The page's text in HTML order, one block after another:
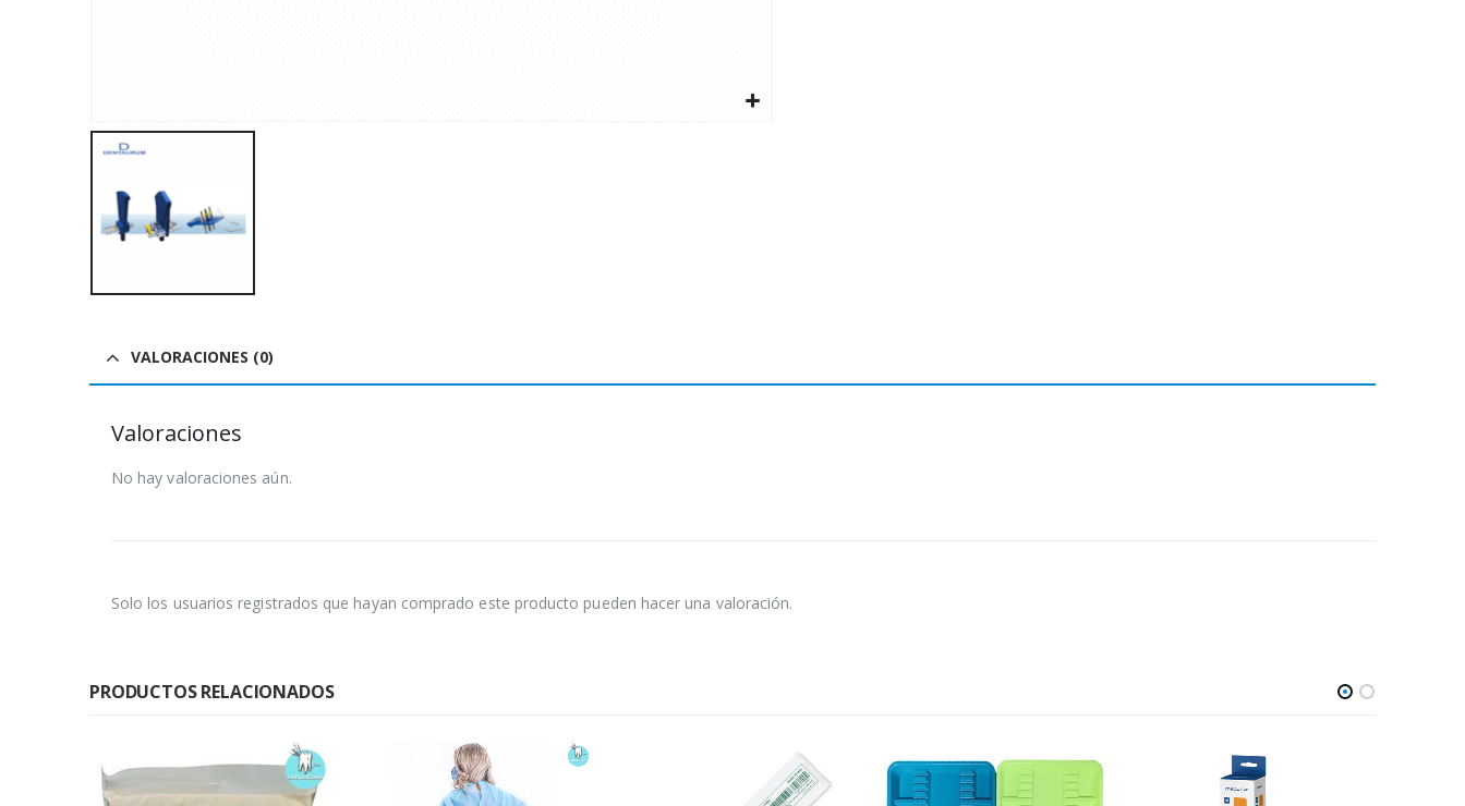
VALORACIONES (0)
Valoraciones
No hay valoraciones aún.
Solo los usuarios registrados que hayan comprado este producto pueden hacer una valoración.
PRODUCTOS RELACIONADOS